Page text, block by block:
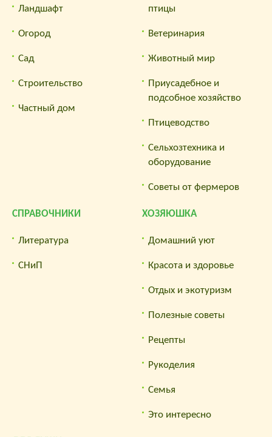
Ландшафт
Огород
Сад
Строительство
Частный дом
птицы
Ветеринария
Животный мир
Приусадебное и
подсобное хозяйство
Птицеводство
Сельхозтехника и
оборудование
Советы от фермеров
СПРАВОЧНИКИ
Литература
СНиП
ХОЗЯЮШКА
Домашний уют
Красота и здоровье
Отдых и экотуризм
Полезные советы
Рецепты
Рукоделия
Семья
Это интересно